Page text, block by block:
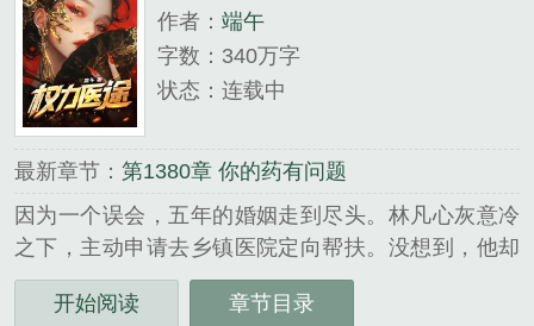
作者： 端午
字数：340万字
状态：连载中
最新章节： 第1380章 你的药有问题
因为一个误会，五年的婚姻走到尽头。林凡心灰意冷
之下，主动申请去乡镇医院定向帮扶。没想到，他却
阴差阳错走上了一条飞黄腾达的青云之路……...
《权力医途》是端午精心创作的都市类小说。
开始阅读 章节目录